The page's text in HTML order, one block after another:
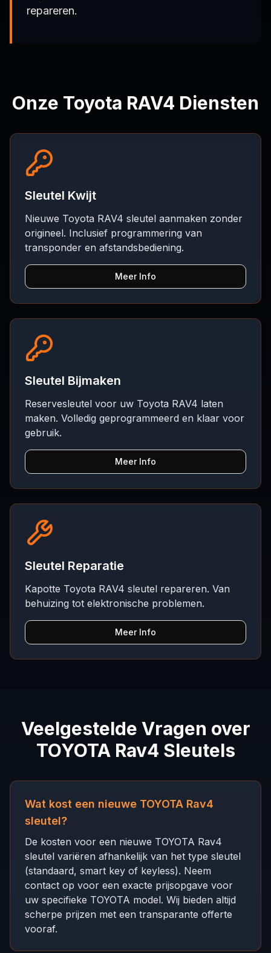
repareren.
Onze Toyota RAV4 Diensten
Sleutel Kwijt
Nieuwe Toyota RAV4 sleutel aanmaken zonder
origineel. Inclusief programmering van
transponder en afstandsbediening.
Meer Info
Sleutel Bijmaken
Reservesleutel voor uw Toyota RAV4 laten
maken. Volledig geprogrammeerd en klaar voor
gebruik.
Meer Info
Sleutel Reparatie
Kapotte Toyota RAV4 sleutel repareren. Van
behuizing tot elektronische problemen.
Meer Info
Veelgestelde Vragen over
TOYOTA Rav4 Sleutels
Wat kost een nieuwe TOYOTA Rav4
sleutel?
De kosten voor een nieuwe TOYOTA Rav4
sleutel variëren afhankelijk van het type sleutel
(standaard, smart key of keyless). Neem
contact op voor een exacte prijsopgave voor
uw specifieke TOYOTA model. Wij bieden altijd
scherpe prijzen met een transparante offerte
vooraf.